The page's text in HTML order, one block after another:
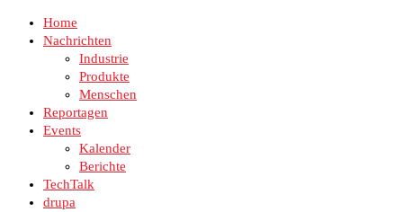
Home
Nachrichten
Industrie
Produkte
Menschen
Reportagen
Events
Kalender
Berichte
TechTalk
drupa